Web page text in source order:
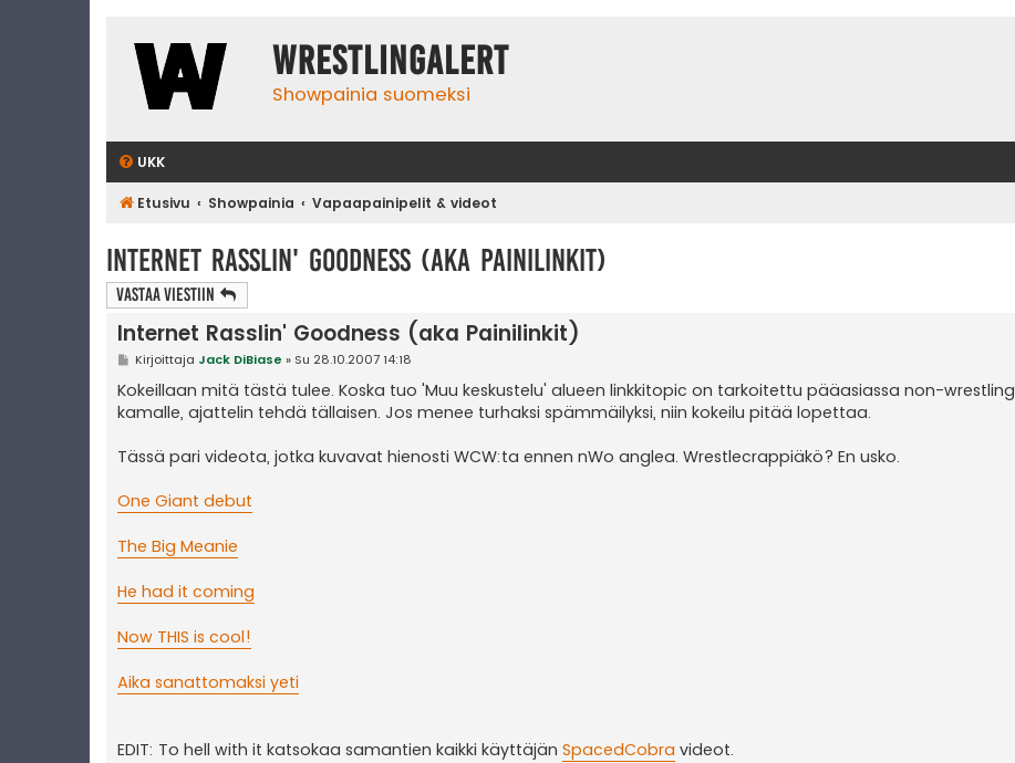
WrestlingAlert
Showpainia suomeksi
UKK
Etusivu Showpainia Vapaapainipelit & videot
Internet Rasslin' Goodness (aka Painilinkit)
Vastaa Viestiin
Internet Rasslin' Goodness (aka Painilinkit)
V
e
s
t
Kirjoittaja Jack DiBiase » Su 28.10.2007 14:18
Kokeillaan mitä tästä tulee. Koska tuo 'Muu keskustelu' alueen linkkitopic on tarkoitettu pääasiassa non-wrestling
kamalle, ajattelin tehdä tällaisen. Jos menee turhaksi spämmäilyksi, niin kokeilu pitää lopettaa.
Tässä pari videota, jotka kuvavat hienosti WCW:ta ennen nWo anglea. Wrestlecrappiäkö? En usko.
One Giant debut
The Big Meanie
He had it coming
Now THIS is cool!
Aika sanattomaksi yeti
EDIT: To hell with it katsokaa samantien kaikki käyttäjän SpacedCobra videot.